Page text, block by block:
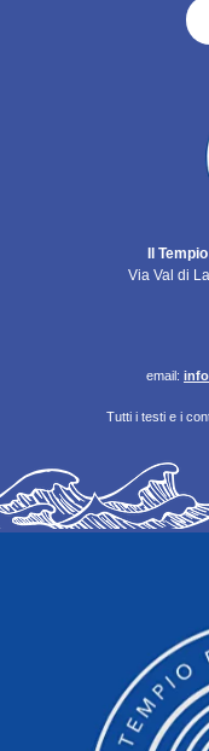
Il
Via Val di
email:
Tutti i testi e i